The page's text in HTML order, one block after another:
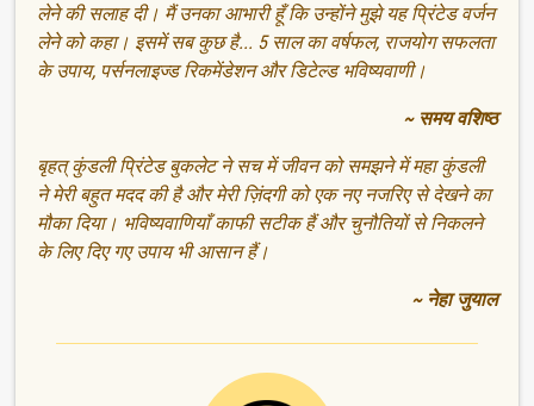
लेने की सलाह दी। मैं उनका आभारी हूँ कि उन्होंने मुझे यह प्रिंटेड वर्जन
लेने को कहा। इसमें सब कुछ है... 5 साल का वर्षफल, राजयोग सफलता
के उपाय, पर्सनलाइज्ड रिकमेंडेशन और डिटेल्ड भविष्यवाणी।
~ समय वशिष्ठ
बृहत् कुंडली प्रिंटेड बुकलेट ने सच में जीवन को समझने में महा कुंडली
ने मेरी बहुत मदद की है और मेरी ज़िंदगी को एक नए नजरिए से देखने का
मौका दिया। भविष्यवाणियाँ काफी सटीक हैं और चुनौतियों से निकलने
के लिए दिए गए उपाय भी आसान हैं।
~ नेहा जुयाल